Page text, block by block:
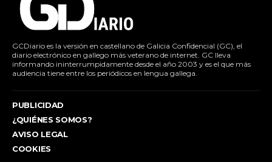
GCDiario es la versión en castellano de Galicia Confidencial (GC), el
diario electrónico en gallego más veterano de internet. GC lleva
informando ininterrumpidamente desde el año 2003 y es el que más
audiencia tiene entre los periódicos en lengua gallega.
PUBLICIDAD
¿QUIÉNES SOMOS?
AVISO LEGAL
COOKIES